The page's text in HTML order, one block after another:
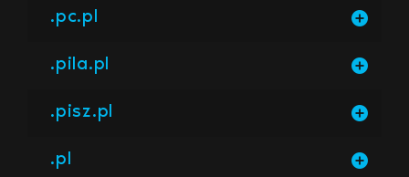
.pc.pl
.pila.pl
.pisz.pl
.pl